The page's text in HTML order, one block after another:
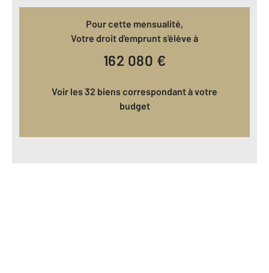
Pour cette mensualité,
Votre droit d'emprunt s'élève à
162 080 €
Voir les 32 biens correspondant à votre
budget